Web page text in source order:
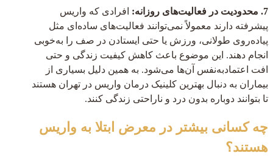
7. محدودیت در فعالیت‌های روزانه:
افرادی که واریس
پیشرفته دارند معمولاً نمی‌توانند فعالیت‌های ساده‌ای مثل
پیاده‌روی طولانی، ورزش یا حتی ایستادن در صف را به‌خوبی
انجام دهند. این موضوع باعث کاهش کیفیت زندگی و حتی
افت اعتمادبه‌نفس آن‌ها می‌شود. به همین دلیل بسیاری از
بیماران به دنبال بهترین کلینیک درمان واریس در تهران هستند
تا بتوانند دوباره بدون درد و ناراحتی زندگی کنند.
چه کسانی بیشتر در معرض ابتلا به واریس
هستند؟